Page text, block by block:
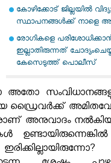
കോഴിക്കോട് ജില്ലയില്‍
സ്ഥാപനങ്ങള്‍ക്ക് നാളെ
രോഗികളെ
ഇല്ലാതിരുന്നത്
കേസെടുത്ത് പൊലീസ്
ഡ്രൈവർക്ക്
അനുവാദം